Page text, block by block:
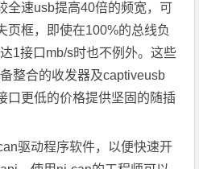
全速usb提高40倍的频宽，可
页框，即使在100%的总线负
1接口mb/s时也不例外。这些
整合的收发器及captiveusb
口更低的价格提供坚固的随插
驱动程序软件，以便快速开